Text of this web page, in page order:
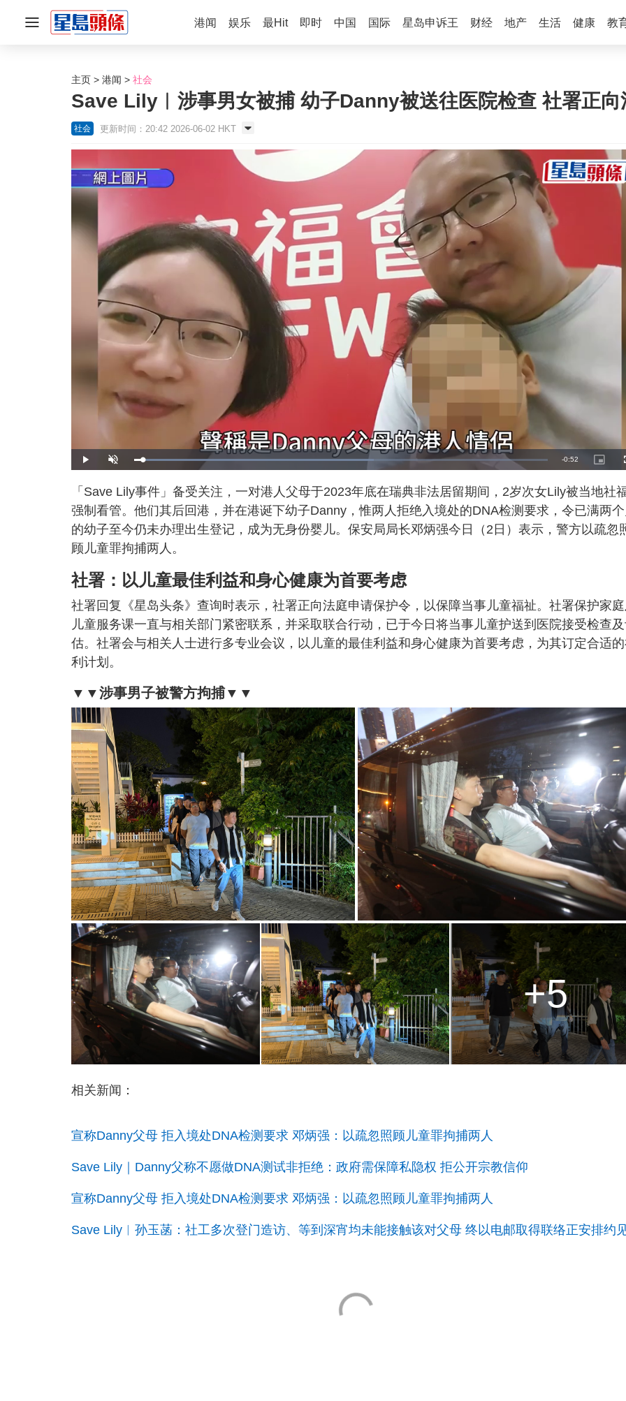
港闻 娱乐 最Hit 即时 中国 国际 星岛申诉王 财经 地产 生活 健康 教
主页 港闻 社会
Save Lily︱涉事男女被捕 幼子Danny被送往医院检查 社署正向
社会 更新时间：20:42 2026-06-02 HKT
P
l
U
n
e
L
o
e
d
:
5
7
.
9
R
m
a
n
g
T
-0:52
P
i
u
r
e
i
n
-
「Save Lily事件」备受关注，一对港人父母于2023年底在瑞典非法居留期间，2岁次女Lily被当地社
强制看管。他们其后回港，并在港诞下幼子Danny，惟两人拒绝入境处的DNA检测要求，令已满两
的幼子至今仍未办理出生登记，成为无身份婴儿。保安局局长邓炳强今日（2日）表示，警方以疏忽
顾儿童罪拘捕两人。
社署：以儿童最佳利益和身心健康为首要考虑
社署回复《星岛头条》查询时表示，社署正向法庭申请保护令，以保障当事儿童福祉。社署保护家
儿童服务课一直与相关部门紧密联系，并采取联合行动，已于今日将当事儿童护送到医院接受检查
估。社署会与相关人士进行多专业会议，以儿童的最佳利益和身心健康为首要考虑，为其订定合适
利计划。
▼▼涉事男子被警方拘捕▼▼
+5
相关新闻：
宣称Danny父母 拒入境处DNA检测要求 邓炳强：以疏忽照顾儿童罪拘捕两人
Save Lily｜Danny父称不愿做DNA测试非拒绝：政府需保障私隐权 拒公开宗教信仰
宣称Danny父母 拒入境处DNA检测要求 邓炳强：以疏忽照顾儿童罪拘捕两人
Save Lily︱孙玉菡：社工多次登门造访、等到深宵均未能接触该对父母 终以电邮取得联络正安排约